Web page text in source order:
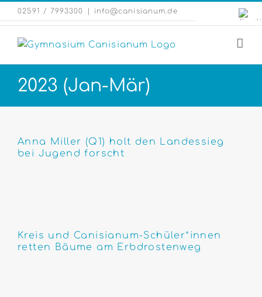
Zum
Inhalt
springen
02591 / 7993300 info@canisianum.de
2023 (Jan-Mär)
Anna Miller (Q1) holt den Landessieg
bei Jugend forscht
Kreis und Canisianum-Schüler*innen
retten Bäume am Erbdrostenweg